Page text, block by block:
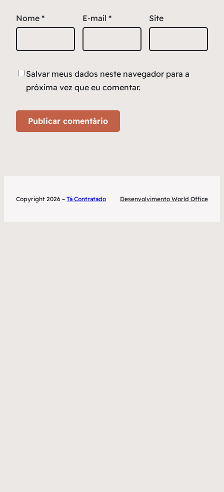
Nome * E-mail * Site
Salvar meus dados neste navegador para a
próxima vez que eu comentar.
Copyright 2026 – Tá Contratado Desenvolvimento World Office